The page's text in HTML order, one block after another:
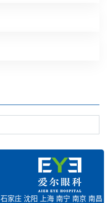
石家庄 沈阳 上海 南宁 南京 南昌